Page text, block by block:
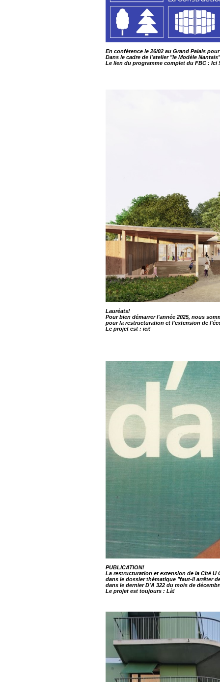
En conférence le 26/02 au Grand Palais
Dans le cadre de l'atelier "le Modèle
Le lien du programme complet du FBC : Ici !
Lauréats!
Pour bien démarrer l'année 2025, nous
pour la restructuration et l'extension de
Le projet est : ici!
PUBLICATION!
La restructuration et extension de la Cité
dans le dossier thématique "faut-il arrêter
dans le dernier D'A 322 du mois de
Le projet est toujours : Là!